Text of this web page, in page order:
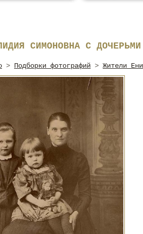
СИМОНОВНА С
> Подборки фотографий > Жители